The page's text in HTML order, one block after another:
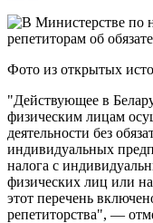
Фото из открытых
"Действующее в
физическим лицам
деятельности без
индивидуальных
налога с
физических лиц или
этот перечень
репетиторства", —